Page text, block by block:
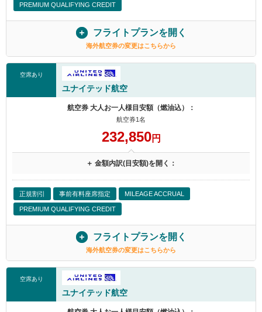
PREMIUM QUALIFYING CREDIT
フライトプランを開く
海外航空券の変更はこちらから
空席あり
ユナイテッド航空
航空券 大人お一人様目安額（燃油込）：
航空券1名
232,850円
＋ 金額内訳(目安額)を開く：
正規割引 事前有料座席指定 MILEAGE ACCRUAL
PREMIUM QUALIFYING CREDIT
フライトプランを開く
海外航空券の変更はこちらから
空席あり
ユナイテッド航空